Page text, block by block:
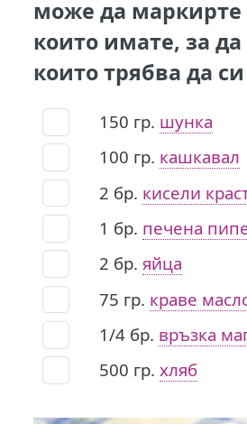
може да маркирте
които имате, за да
които трябва да
150 гр. шунка
100 гр. кашкавал
2 бр. кисели
1 бр. печена
2 бр. яйца
75 гр. краве
1/4 бр. връзка
500 гр. хляб